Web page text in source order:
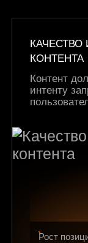
КАЧЕСТВО
КОНТЕНТА
Контент
интенту
Рост